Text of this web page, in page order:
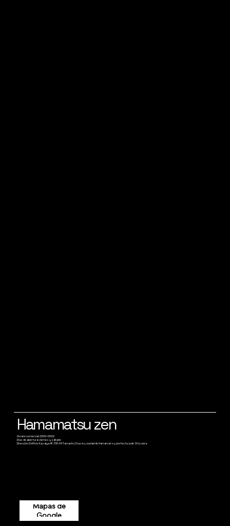
Mapas de
Google
Hamamatsu zen
Horario comercial: 23:00~05:00
Días de apertura: viernes y sábado
Dirección: Edificio Kasaiya 4F, 315-34 Tamachi, Chuo-ku, ciudad de Hamamatsu, prefectura de Shizuoka